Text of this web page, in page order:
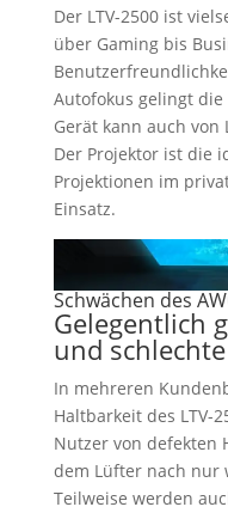
Der LTV-2500 ist
über Gaming bis
Autofokus gelingt
Gerät kann auch
Der Projektor ist die
Projektionen im
Einsatz.
Schwächen des
Gelegentlich
und
In mehreren
Haltbarkeit des LTV-
Nutzer von defekten
dem Lüfter nach nur
Teilweise werden